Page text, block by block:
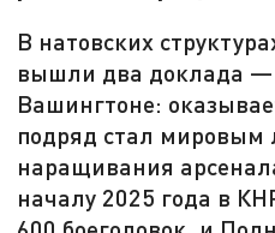
В натовских
вышли два доклада —
Вашингтоне:
подряд стал мировым
наращивания
началу 2025 года в